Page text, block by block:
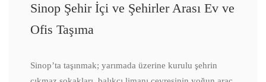
Sinop Şehir İçi ve Şehirler Arası Ev ve
Ofis Taşıma
Sinop’ta taşınmak; yarımada üzerine kurulu şehrin